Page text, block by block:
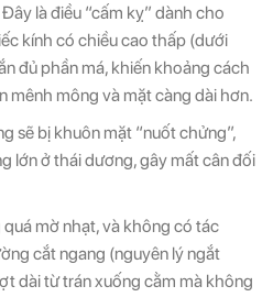
là điều “cấm kỵ” dành cho
kính có chiều cao thấp (dưới
đủ phần má, khiến khoảng cách
mênh mông và mặt càng dài hơn.
sẽ bị khuôn mặt “nuốt chửng”,
lớn ở thái dương, gây mất cân đối
mờ nhạt, và không có tác
cắt ngang (nguyên lý ngắt
dài từ trán xuống cằm mà không